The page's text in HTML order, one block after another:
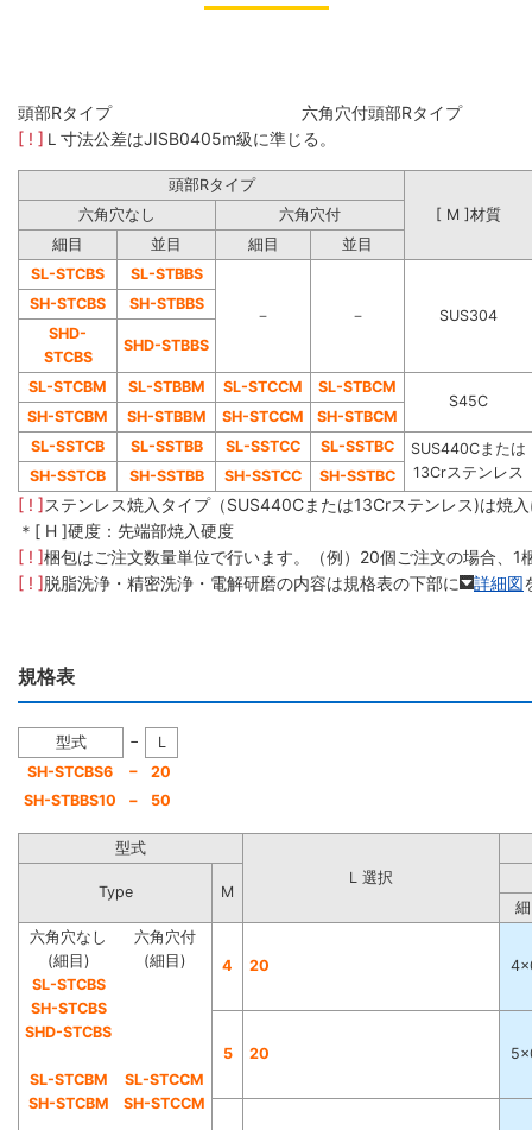
頭部Rタイプ 六角穴付頭部Rタ
[ ! ] Ｌ寸法公差はJISB0405m級に準じる。
頭部Rタイプ
[ M ]材質
六角穴なし
六角穴付
細目
並目 細目
並目
SL-STCBS
SL-STBBS
－ － SUS304
SH-STCBS
SH-STBBS
SHD-
STCBS
SHD-STBBS
SL-STCBM SL-STBBM SL-STCCM
SL-STBCM
S45C
SH-STCBM
SH-STBBM SH-STCCM
SH-STBCM
SL-SSTCB
SL-SSTBB SL-SSTCC SL-SSTBC
SUS440Cまたは
13Crステンレス
SH-SSTCB SH-SSTBB SH-SSTCC SH-SSTBC
[ ! ]ステンレス焼入タイプ（SUS440Cまたは13Crステンレス)は焼
＊[ H ]硬度：先端部焼入硬度
[ ! ]梱包はご注文数量単位で行います。（例）20個ご注文の場合、1
[ ! ]脱脂洗浄・精密洗浄・電解研磨の内容は規格表の下部に 詳細図
規格表
型式 −
L
SH-STCBS6
−
20
SH-STBBS10
− 50
型式
L 選択
Type
M
六角穴なし
(細目)
SL-STCBS
SH-STCBS
SHD-STCBS
SL-STCBM
SH-STCBM
六角穴付
(細目)
SL-STCCM
SH-STCCM
4 20
5 20